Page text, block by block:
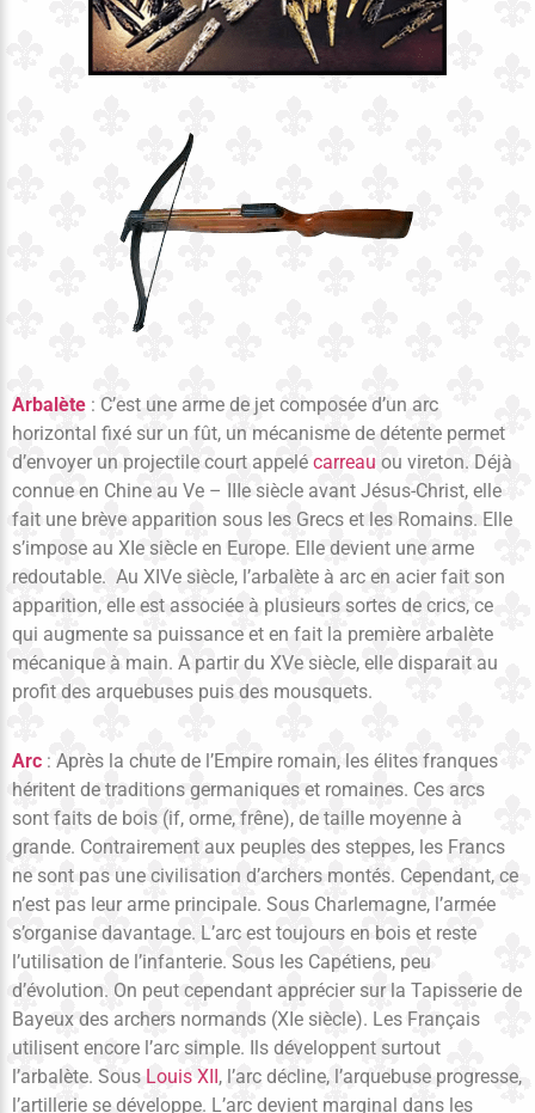
Arbalète : C’est une arme de jet composée d’un arc
horizontal fixé sur un fût, un mécanisme de détente permet
d’envoyer un projectile court appelé carreau ou vireton. Déjà
connue en Chine au Ve – IIIe siècle avant Jésus-Christ, elle
fait une brève apparition sous les Grecs et les Romains. Elle
s’impose au XIe siècle en Europe. Elle devient une arme
redoutable. Au XIVe siècle, l’arbalète à arc en acier fait son
apparition, elle est associée à plusieurs sortes de crics, ce
qui augmente sa puissance et en fait la première arbalète
mécanique à main. A partir du XVe siècle, elle disparait au
profit des arquebuses puis des mousquets.
Arc : Après la chute de l’Empire romain, les élites franques
héritent de traditions germaniques et romaines. Ces arcs
sont faits de bois (if, orme, frêne), de taille moyenne à
grande. Contrairement aux peuples des steppes, les Francs
ne sont pas une civilisation d’archers montés. Cependant, ce
n’est pas leur arme principale. Sous Charlemagne, l’armée
s’organise davantage. L’arc est toujours en bois et reste
l’utilisation de l’infanterie. Sous les Capétiens, peu
d’évolution. On peut cependant apprécier sur la Tapisserie de
Bayeux des archers normands (XIe siècle). Les Français
utilisent encore l’arc simple. Ils développent surtout
l’arbalète. Sous Louis XII , l’arc décline, l’arquebuse progresse,
l’artillerie se développe. L’arc devient marginal dans les